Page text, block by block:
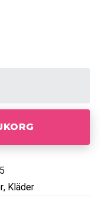
, Kläder